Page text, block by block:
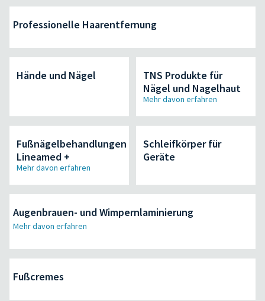
Professionelle Haarentfernung
Hände und Nägel
TNS Produkte für
Nägel und Nagelhaut
Mehr davon erfahren
Fußnägelbehandlungen
Lineamed +
Mehr davon erfahren
Schleifkörper für
Geräte
Augenbrauen- und Wimpernlaminierung
Mehr davon erfahren
Fußcremes